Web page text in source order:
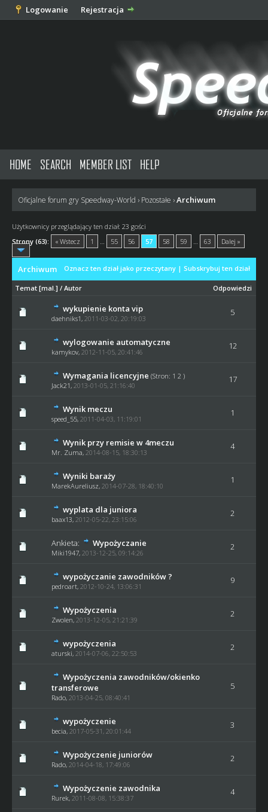
Logowanie Rejestracja
HOME SEARCH MEMBER LIST HELP
Oficjalne forum gry Speedway-World › Pozostałe ›Archiwum
Użytkownicy przeglądający ten dział: 23 gości
Strony (63):
« Wstecz 1 … 55 56 57 58 59 … 63 Dalej »
Oznacz ten dział jako przeczytany| Subskrybuj ten dział
Archiwum
Temat [mal.] / Autor Odpowiedzi
wykupienie konta vip
daehniks1, 2011-03-02, 20:19:03
5
wylogowanie automatyczne
kamykov, 2012-11-05, 20:41:46
12
Wymagania licencyjne (Stron: 1 2 )
Jack21, 2013-01-05, 21:16:40
17
Wynik meczu
speed_55, 2011-04-03, 11:19:01
1
Wynik przy remisie w 4meczu
Mr. Zuma, 2014-08-15, 18:30:13
4
Wyniki baraży
MarekAureliusz, 2014-07-28, 18:40:10
1
wyplata dla juniora
baax13, 2012-05-22, 23:15:06
2
Ankieta: Wypożyczanie
Miki1947, 2013-12-25, 09:14:26
2
wypożyczanie zawodników ?
pedroart, 2012-10-24, 13:06:31
9
Wypożyczenia
Zwolen, 2013-12-05, 21:21:39
2
wypożyczenia
aturski, 2014-07-06, 22:50:53
2
Wypożyczenia zawodników/okienko
transferowe
Rado, 2013-04-25, 08:40:41
5
wypożyczenie
becia, 2017-05-31, 20:01:44
3
Wypożyczenie juniorów
Rado, 2014-04-18, 17:49:06
2
Wypożyczenie zawodnika
Rurek, 2011-08-08, 15:38:37
4